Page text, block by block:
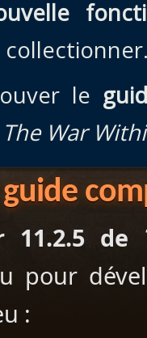
le
The War
de
pour
: